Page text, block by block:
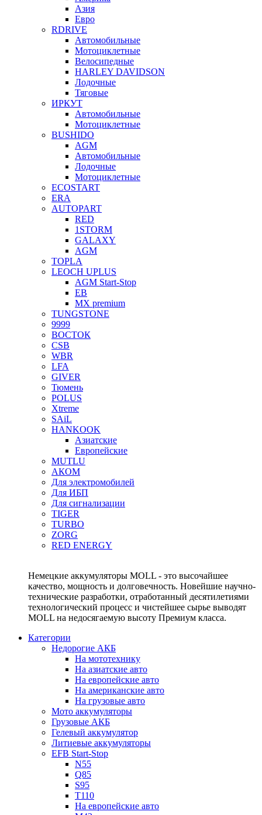
Азия
Евро
RDRIVE
Автомобильные
Мотоциклетные
Велосипедные
HARLEY DAVIDSON
Лодочные
Тяговые
ИРКУТ
Автомобильные
Мотоциклетные
BUSHIDO
AGM
Автомобильные
Лодочные
Мотоциклетные
ECOSTART
ERA
AUTOPART
RED
1STORM
GALAXY
AGM
TOPLA
LEOCH UPLUS
AGM Start-Stop
EB
MX premium
TUNGSTONE
9999
ВОСТОК
CSB
WBR
LFA
GIVER
Тюмень
POLUS
Xtreme
SAiL
HANKOOK
Азиатские
Европейские
MUTLU
АКОМ
Для электромобилей
Для ИБП
Для сигнализации
TIGER
TURBO
ZORG
RED ENERGY
Немецкие аккумуляторы MOLL - это высочайшее
качество, мощность и долговечность. Новейшие научно-
технические разработки, отработанный десятилетиями
технологический процесс и чистейшее сырье выводят
MOLL на недосягаемую высоту Премиум класса.
Категории
Недорогие АКБ
На мототехнику
На азиатские авто
На европейские авто
На американские авто
На грузовые авто
Мото аккумуляторы
Грузовые АКБ
Гелевый аккумулятор
Литиевые аккумуляторы
EFB Start-Stop
N55
Q85
S95
T110
На европейские авто